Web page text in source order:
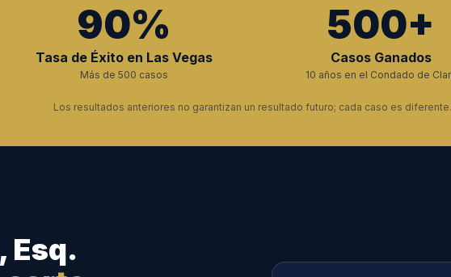
90%
Tasa de Éxito en Las Vegas
Más de 500 casos
500+
Casos Ganados
10 años en el Condado de
Los resultados anteriores no garantizan un resultado futuro; cada caso es diferente.
Esq.